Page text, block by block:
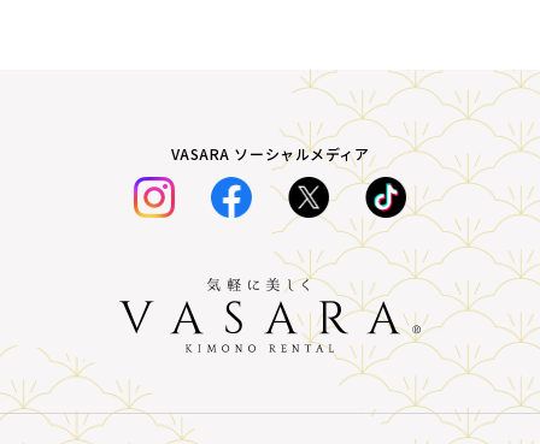
VASARA ソーシャルメディア